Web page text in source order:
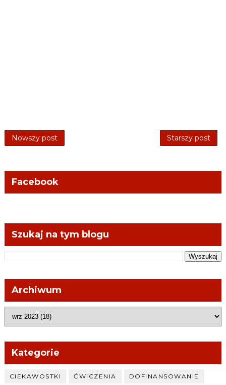
Nowszy post Starszy post
Facebook
Szukaj na tym blogu
Archiwum
Kategorie
CIEKAWOSTKI ĆWICZENIA DOFINANSOWANIE